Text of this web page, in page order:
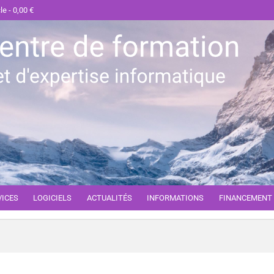
0,00 €
LOGICIELS ACTUALITÉS INFORMATIONS FINANCEMENT